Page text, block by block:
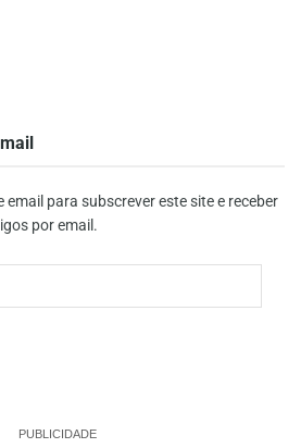
email para subscrever este site e receber
por email.
PUBLICIDADE